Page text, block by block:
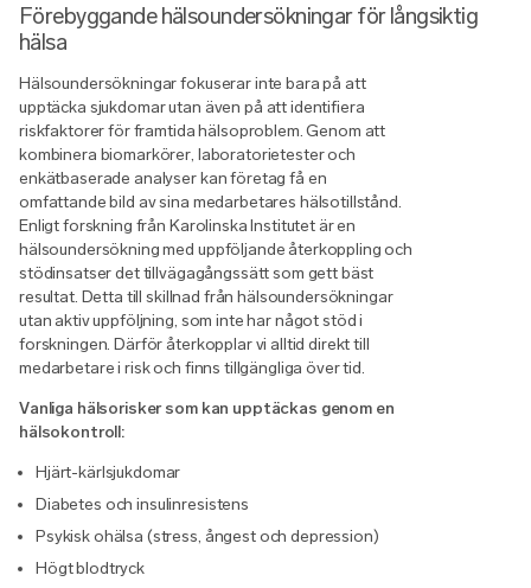
Förebyggande hälsoundersökningar för långsiktig
hälsa
Hälsoundersökningar fokuserar inte bara på att
upptäcka sjukdomar utan även på att identifiera
riskfaktorer för framtida hälsoproblem. Genom att
kombinera biomarkörer, laboratorietester och
enkätbaserade analyser kan företag få en
omfattande bild av sina medarbetares hälsotillstånd.
Enligt forskning från Karolinska Institutet är en
hälsoundersökning med uppföljande återkoppling och
stödinsatser det tillvägagångssätt som gett bäst
resultat. Detta till skillnad från hälsoundersökningar
utan aktiv uppföljning, som inte har något stöd i
forskningen. Därför återkopplar vi alltid direkt till
medarbetare i risk och finns tillgängliga över tid.
Vanliga hälsorisker som kan upptäckas genom en
hälsokontroll:
Hjärt-kärlsjukdomar
Diabetes och insulinresistens
Psykisk ohälsa (stress, ångest och depression)
Högt blodtryck